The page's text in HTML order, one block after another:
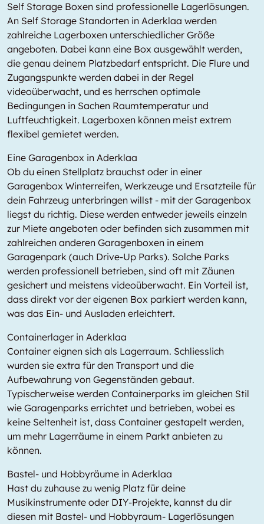
Self Storage Boxen sind professionelle Lagerlösungen.
An Self Storage Standorten in Aderklaa werden
zahlreiche Lagerboxen unterschiedlicher Größe
angeboten. Dabei kann eine Box ausgewählt werden,
die genau deinem Platzbedarf entspricht. Die Flure und
Zugangspunkte werden dabei in der Regel
videoüberwacht, und es herrschen optimale
Bedingungen in Sachen Raumtemperatur und
Luftfeuchtigkeit. Lagerboxen können meist extrem
flexibel gemietet werden.
Eine Garagenbox in Aderklaa
Ob du einen Stellplatz brauchst oder in einer
Garagenbox Winterreifen, Werkzeuge und Ersatzteile für
dein Fahrzeug unterbringen willst - mit der Garagenbox
liegst du richtig. Diese werden entweder jeweils einzeln
zur Miete angeboten oder befinden sich zusammen mit
zahlreichen anderen Garagenboxen in einem
Garagenpark (auch Drive-Up Parks). Solche Parks
werden professionell betrieben, sind oft mit Zäunen
gesichert und meistens videoüberwacht. Ein Vorteil ist,
dass direkt vor der eigenen Box parkiert werden kann,
was das Ein- und Ausladen erleichtert.
Containerlager in Aderklaa
Container eignen sich als Lagerraum. Schliesslich
wurden sie extra für den Transport und die
Aufbewahrung von Gegenständen gebaut.
Typischerweise werden Containerparks im gleichen Stil
wie Garagenparks errichtet und betrieben, wobei es
keine Seltenheit ist, dass Container gestapelt werden,
um mehr Lagerräume in einem Parkt anbieten zu
können.
Bastel- und Hobbyräume in Aderklaa
Hast du zuhause zu wenig Platz für deine
Musikinstrumente oder DIY-Projekte, kannst du dir
diesen mit Bastel- und Hobbyraum- Lagerlösungen